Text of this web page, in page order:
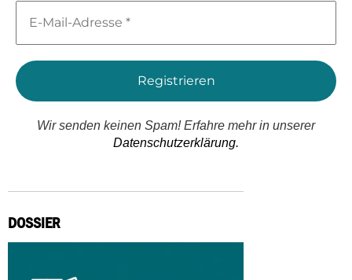
Mail-
*
Wir senden keinen Spam! Erfahre mehr in unserer
Datenschutzerklärung.
DOSSIER